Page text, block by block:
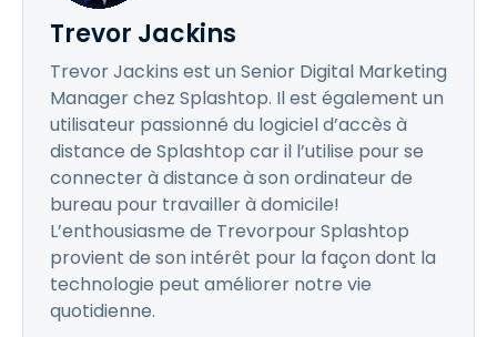
Trevor Jackins
Trevor Jackins est un Senior Digital Marketing
Manager chez Splashtop. Il est également un
utilisateur passionné du logiciel d’accès à
distance de Splashtop car il l’utilise pour se
connecter à distance à son ordinateur de
bureau pour travailler à domicile!
L’enthousiasme de Trevorpour Splashtop
provient de son intérêt pour la façon dont la
technologie peut améliorer notre vie
quotidienne.